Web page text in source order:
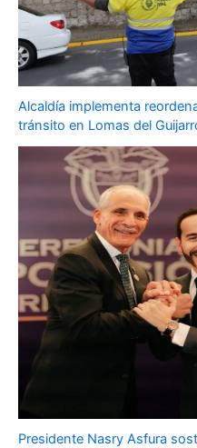
Alcaldía implementa
tránsito en Lomas del
Presidente Nasry Asfura